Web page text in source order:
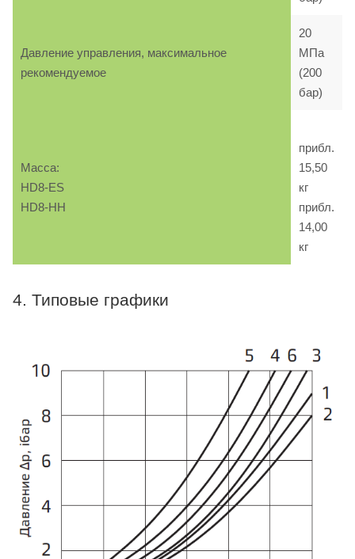
Давление управления, максимальное
рекомендуемое
20
МПа
(200
бар)
Масса:
HD8-ES
HD8-HH
прибл.
15,50
кг
прибл.
14,00
кг
4. Типовые графики